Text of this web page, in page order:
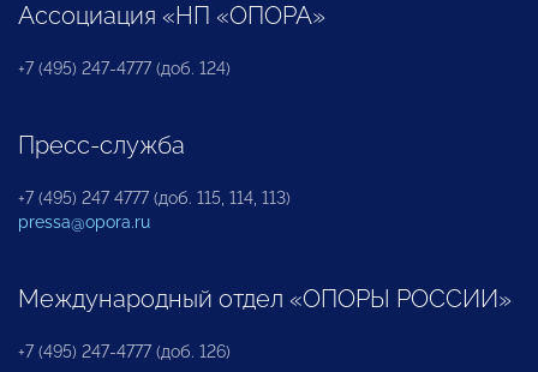
Ассоциация «НП «ОПОРА»
+7 (495) 247-4777 (доб. 124)
Пресс-служба
+7 (495) 247 4777 (доб. 115, 114, 113)
pressa@opora.ru
Международный отдел «ОПОРЫ РОССИИ»
+7 (495) 247-4777 (доб. 126)